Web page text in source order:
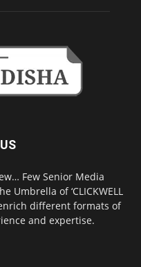
Few Senior Media
Umbrella of ‘CLICKWELL
enrich different formats of
and expertise.